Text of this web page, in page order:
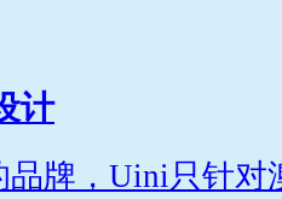
计
牌，Uini只针对